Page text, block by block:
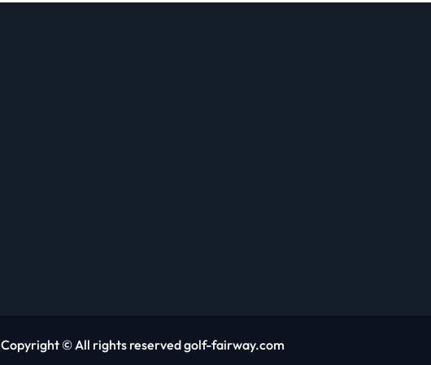
Copyright © All rights reserved golf-fairway.com